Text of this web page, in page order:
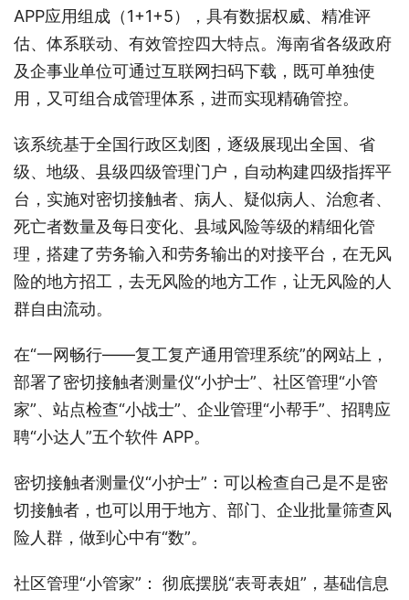
APP应用组成（1+1+5），具有数据权威、精准评
估、体系联动、有效管控四大特点。海南省各级政府
及企事业单位可通过互联网扫码下载，既可单独使
用，又可组合成管理体系，进而实现精确管控。
该系统基于全国行政区划图，逐级展现出全国、省
级、地级、县级四级管理门户，自动构建四级指挥平
台，实施对密切接触者、病人、疑似病人、治愈者、
死亡者数量及每日变化、县域风险等级的精细化管
理，搭建了劳务输入和劳务输出的对接平台，在无风
险的地方招工，去无风险的地方工作，让无风险的人
群自由流动。
在“一网畅行——复工复产通用管理系统”的网站上，
部署了密切接触者测量仪“小护士”、社区管理“小管
家”、站点检查“小战士”、企业管理“小帮手”、招聘应
聘“小达人”五个软件 APP。
密切接触者测量仪“小护士”：可以检查自己是不是密
切接触者，也可以用于地方、部门、企业批量筛查风
险人群，做到心中有“数”。
社区管理“小管家”： 彻底摆脱“表哥表姐”，基础信息